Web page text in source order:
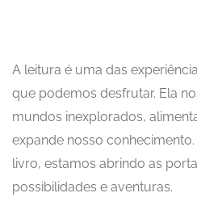
A leitura é uma das
que podemos desfrutar. Ela
mundos inexplorados,
expande nosso
livro, estamos abrindo as
possibilidades e aventuras.